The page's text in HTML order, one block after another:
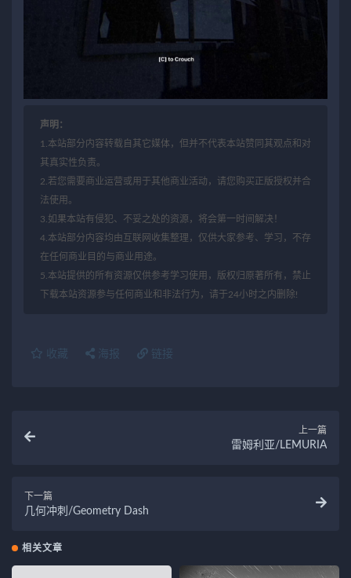
声明：
1.本站部分内容转载自其它媒体，但并不代表本站赞同其观点和对
其真实性负责。
2.若您需要商业运营或用于其他商业活动，请您购买正版授权并合
法使用。
3.如果本站有侵犯、不妥之处的资源，将会第一时间解决！
4.本站部分内容均由互联网收集整理，仅供大家参考、学习，不存
在任何商业目的与商业用途。
5.本站提供的所有资源仅供参考学习使用，版权归原著所有，禁止
下载本站资源参与任何商业和非法行为，请于24小时之内删除!
收藏 海报 链接
上一篇
雷姆利亚/LEMURIA
下一篇
几何冲刺/Geometry Dash
相关文章